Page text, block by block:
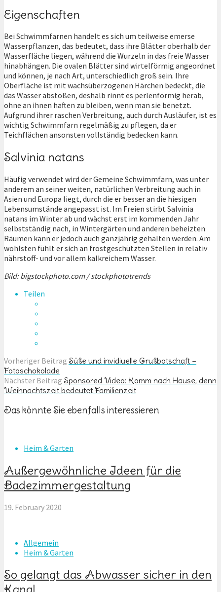
Eigenschaften
Bei Schwimmfarnen handelt es sich um teilweise emerse
Wasserpflanzen, das bedeutet, dass ihre Blätter oberhalb der
Wasserfläche liegen, während die Wurzeln in das freie Wasser
hinabhängen. Die ovalen Blätter sind wirtelförmig angeordnet
und können, je nach Art, unterschiedlich groß sein. Ihre
Oberfläche ist mit wachsüberzogenen Härchen bedeckt, die
das Wasser abstoßen, deshalb rinnt es perlenförmig herab,
ohne an ihnen haften zu bleiben, wenn man sie benetzt.
Aufgrund ihrer raschen Verbreitung, auch durch Ausläufer, ist es
wichtig Schwimmfarn regelmäßig zu pflegen, da er
Teichflächen ansonsten vollständig bedecken kann.
Salvinia natans
Häufig verwendet wird der Gemeine Schwimmfarn, was unter
anderem an seiner weiten, natürlichen Verbreitung auch in
Asien und Europa liegt, durch die er besser an die hiesigen
Lebensumstände angepasst ist. Im Freien stirbt Salvinia
natans im Winter ab und wächst erst im kommenden Jahr
selbstständig nach, in Wintergärten und anderen beheizten
Räumen kann er jedoch auch ganzjährig gehalten werden. Am
wohlsten fühlt er sich an frostgeschützten Stellen in relativ
nährstoff- und vor allem kalkreichem Wasser.
Bild: bigstockphoto.com / stockphototrends
Teilen
Vorheriger Beitrag Süße und invidiuelle Grußbotschaft –
Fotoschokolade
Nächster Beitrag Sponsored Video: Komm nach Hause, denn
Weihnachtszeit bedeutet Familienzeit
Das könnte Sie ebenfalls interessieren
Heim & Garten
Außergewöhnliche Ideen für die
Badezimmergestaltung
19. February 2020
Allgemein
Heim & Garten
So gelangt das Abwasser sicher in den